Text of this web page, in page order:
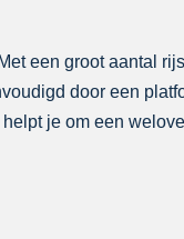
een groot aantal
door een
je om een